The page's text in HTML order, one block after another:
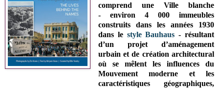
comprend une Ville blanche
- environ 4 000 immeubles
construits dans les années 1930
dans le style Bauhaus -résultant
d’un projet d’aménagement
urbain et de création architectural
où se mêlent les influences du
Mouvement moderne et les
caractéristiques géographiques,